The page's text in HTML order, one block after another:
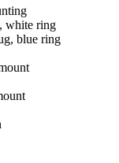
white ring
blue ring